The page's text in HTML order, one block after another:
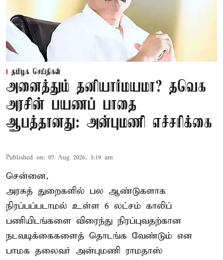
தமிழக செய்திகள்
அனைத்தும் தனியார்மயமா? தவெக
அரசின் பயணப் பாதை
ஆபத்தானது: அன்புமணி எச்சரிக்கை
Published on: 07 Aug 2026, 5:19 am
சென்னை,
அரசுத் துறைகளில் பல ஆண்டுகளாக
நிரப்பப்படாமல் உள்ள 6 லட்சம் காலிப்
பணியிடங்களை விரைந்து நிரப்புவதற்கான
நடவடிக்கைகளைத் தொடங்க வேண்டும் என
பாமக தலைவர் அன்புமணி ராமதாஸ்